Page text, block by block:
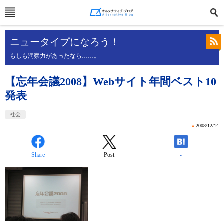
ニュータイプになろう！
もしも洞察力があったなら……。
【忘年会議2008】Webサイト年間ベスト10
発表
社会
» 2008/12/14
Share Post -